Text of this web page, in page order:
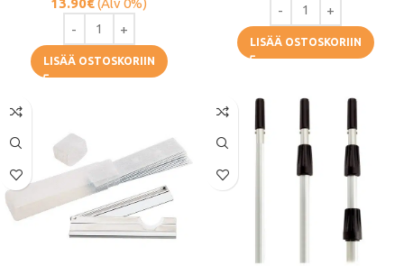
13.90€(Alv 0%)
LISÄÄ OSTOSKORIIN
LISÄÄ OSTOSKORIIN